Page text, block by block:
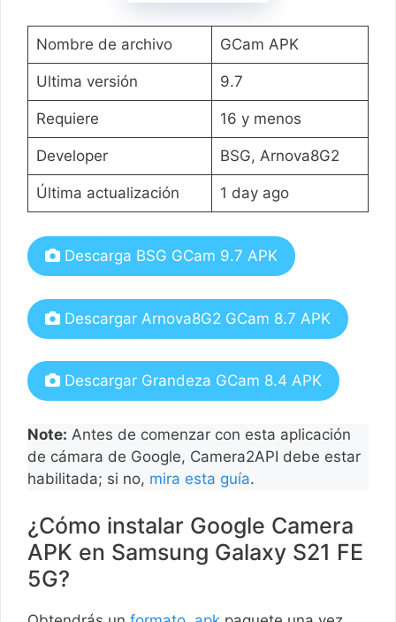
Nombre de archivo GCam APK
Ultima versión 9.7
Requiere 16 y menos
Developer BSG, Arnova8G2
Última actualización 1 day ago
Descarga BSG GCam 9.7 APK
Descargar Arnova8G2 GCam 8.7 APK
Descargar Grandeza GCam 8.4 APK
Note: Antes de comenzar con esta aplicación
de cámara de Google, Camera2API debe estar
habilitada; si no, mira esta guía.
¿Cómo instalar Google Camera
APK en Samsung Galaxy S21 FE
5G?